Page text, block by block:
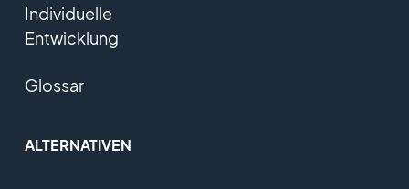
Individuelle
Entwicklung
Glossar
ALTERNATIVEN